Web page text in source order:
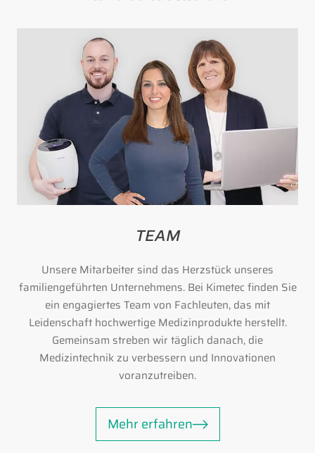
TEAM
Unsere Mitarbeiter sind das Herzstück unseres
familiengeführten Unternehmens. Bei Kimetec finden Sie
ein engagiertes Team von Fachleuten, das mit
Leidenschaft hochwertige Medizinprodukte herstellt.
Gemeinsam streben wir täglich danach, die
Medizintechnik zu verbessern und Innovationen
voranzutreiben.
Mehr erfahren